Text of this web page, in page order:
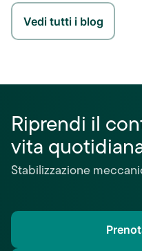
Vedi tutti i blog
Riprendi il
vita
Stabilizzazione